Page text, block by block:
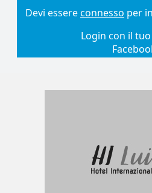
Devi essereconnesso per
Login con il